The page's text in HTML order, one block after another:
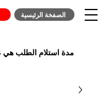
الصفخة الرئيسية
مدة استلام الطلب هي 48 الى 72 ساعة